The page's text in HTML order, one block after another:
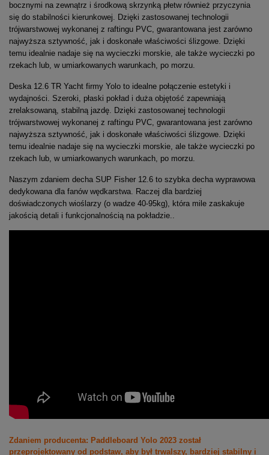
bocznymi na zewnątrz i środkową skrzynką płetw również przyczynia
się do stabilności kierunkowej. Dzięki zastosowanej technologii
trójwarstwowej wykonanej z raftingu PVC, gwarantowana jest zarówno
najwyższa sztywność, jak i doskonałe właściwości ślizgowe. Dzięki
temu idealnie nadaje się na wycieczki morskie, ale także wycieczki po
rzekach lub, w umiarkowanych warunkach, po morzu.
Deska 12.6 TR Yacht firmy Yolo to idealne połączenie estetyki i
wydajności. Szeroki, płaski pokład i duża objętość zapewniają
zrelaksowaną, stabilną jazdę. Dzięki zastosowanej technologii
trójwarstwowej wykonanej z raftingu PVC, gwarantowana jest zarówno
najwyższa sztywność, jak i doskonałe właściwości ślizgowe. Dzięki
temu idealnie nadaje się na wycieczki morskie, ale także wycieczki po
rzekach lub, w umiarkowanych warunkach, po morzu.
Naszym zdaniem decha SUP Fisher 12.6 to szybka decha wyprawowa
dedykowana dla fanów wędkarstwa. Raczej dla bardziej
doświadczonych wioślarzy (o wadze 40-95kg), która mile zaskakuje
jakością detali i funkcjonalnością na pokładzie..
Zdaniem producenta: Paddleboard Yolo 2023 został
przeprojektowany od podstaw, aby był trwalszy, bardziej stabilny i